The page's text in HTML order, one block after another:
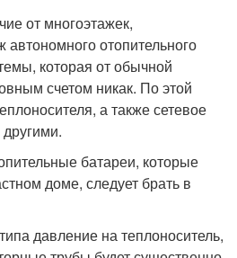
от многоэтажек,
отопительного
которая от обычной
счетом никак. По этой
а также сетевое
батареи, которые
доме, следует брать в
давление на теплоноситель,